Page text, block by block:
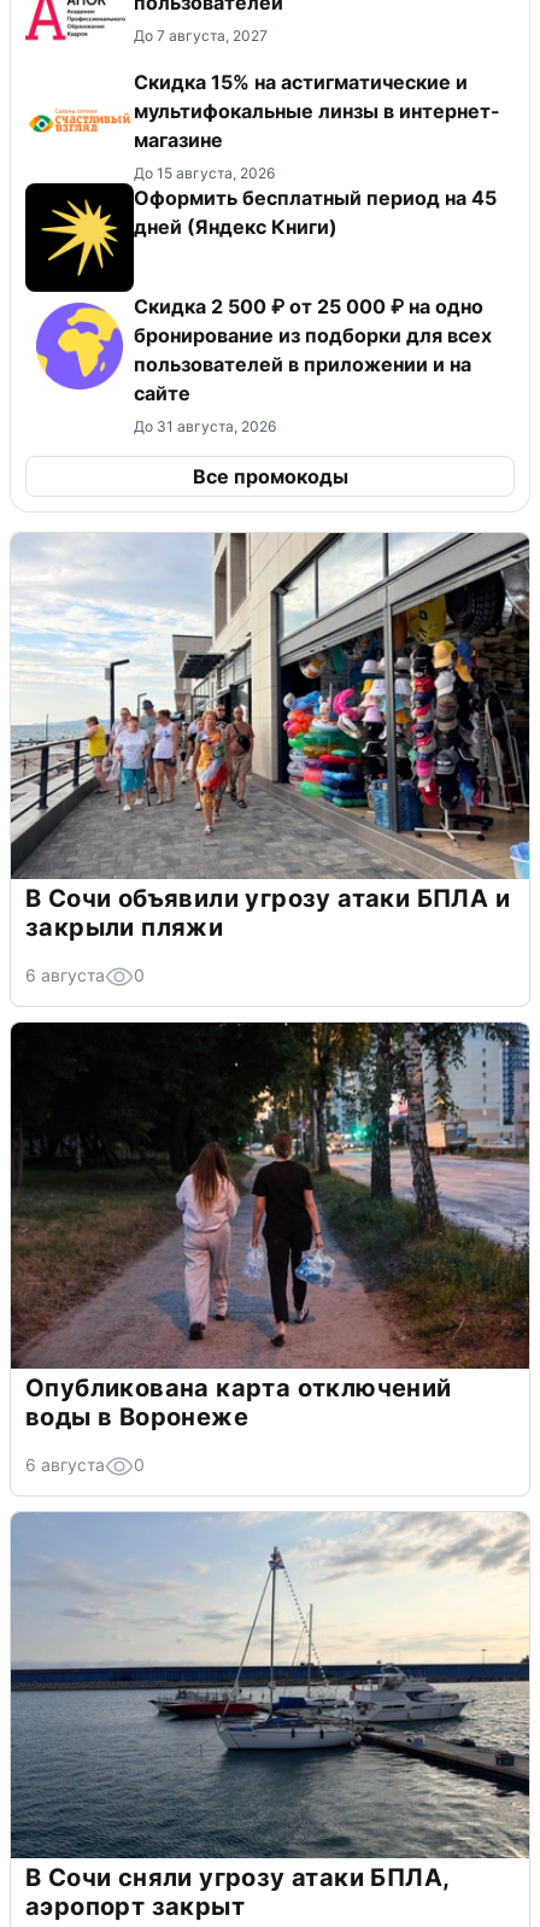
До 7 августа, 2027
Скидка 15% на астигматические и
мультифокальные линзы в интернет-
магазине
До 15 августа, 2026
Оформить бесплатный период на 45
дней (Яндекс Книги)
Скидка 2 500 ₽ от 25 000 ₽ на одно
бронирование из подборки для всех
пользователей в приложении и на
сайте
До 31 августа, 2026
Все промокоды
В Сочи объявили угрозу атаки БПЛА и
закрыли пляжи
6 августа 0
Опубликована карта отключений
воды в Воронеже
6 августа 0
В Сочи сняли угрозу атаки БПЛА,
аэропорт закрыт